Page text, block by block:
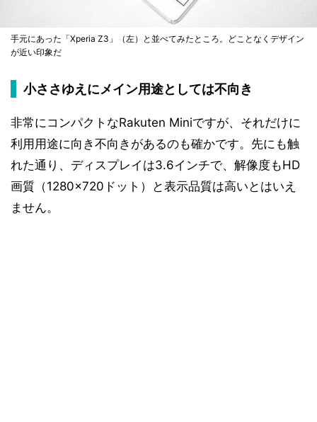
手元にあった「Xperia Z3」（左）と並べてみたところ。どことなくデザイン
が近い印象だ
小ささゆえにメイン用途としては不向き
非常にコンパクトなRakuten Miniですが、それだけに
利用用途に向き不向きがあるのも確かです。先にも触
れた通り、ディスプレイは3.6インチで、解像度もHD
画質（1280×720ドット）と表示品質は高いとはいえ
ません。